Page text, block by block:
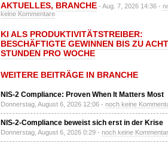
AKTUELLES, BRANCHE - Aug. 7, 2026 14:36 -
keine Kommentare
KI ALS PRODUKTIVITÄTSTREIBER:
BESCHÄFTIGTE GEWINNEN BIS ZU ACHT
STUNDEN PRO WOCHE
WEITERE BEITRÄGE IN BRANCHE
NIS-2 Compliance: Proven When It Matters Most
Donnerstag, August 6, 2026 12:06 - noch keine
NIS-2-Compliance beweist sich erst in der Krise
Donnerstag, August 6, 2026 0:29 - noch keine